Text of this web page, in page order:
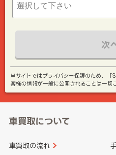
次
当サイトではプライバシー保護のため、「
客様の情報が一般に公開されることは一切
車買取について
車買取の流れ